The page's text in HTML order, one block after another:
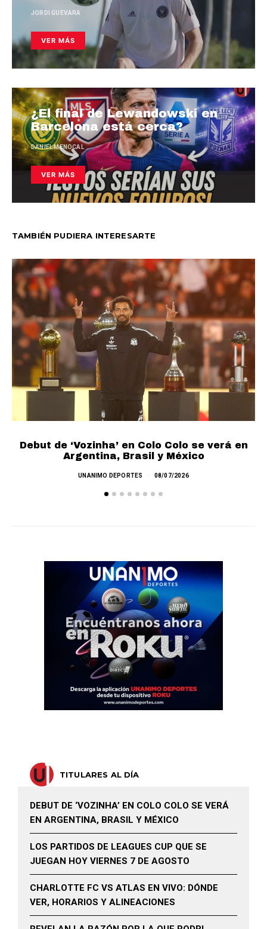
JORDI GUEVARA
VER MÁS
¿El final de Lewandowski en
Barcelona está cerca?
DANIEL MENOCAL
VER MÁS
TAMBIÉN PUDIERA INTERESARTE
Debut de ‘Vozinha’ en Colo Colo se verá en
Argentina, Brasil y México
UNANIMO DEPORTES 08/07/2026
TITULARES AL DÍA
DEBUT DE ‘VOZINHA’ EN COLO COLO SE VERÁ
EN ARGENTINA, BRASIL Y MÉXICO
LOS PARTIDOS DE LEAGUES CUP QUE SE
JUEGAN HOY VIERNES 7 DE AGOSTO
CHARLOTTE FC VS ATLAS EN VIVO: DÓNDE
VER, HORARIOS Y ALINEACIONES